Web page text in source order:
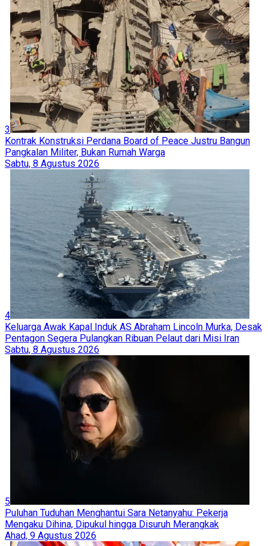
3
Kontrak Konstruksi Perdana Board of Peace Justru Bangun
Pangkalan Militer, Bukan Rumah Warga
Sabtu, 8 Agustus 2026
4
Keluarga Awak Kapal Induk AS Abraham Lincoln Murka, Desak
Pentagon Segera Pulangkan Ribuan Pelaut dari Misi Iran
Sabtu, 8 Agustus 2026
5
Puluhan Tuduhan Menghantui Sara Netanyahu: Pekerja
Mengaku Dihina, Dipukul hingga Disuruh Merangkak
Ahad, 9 Agustus 2026